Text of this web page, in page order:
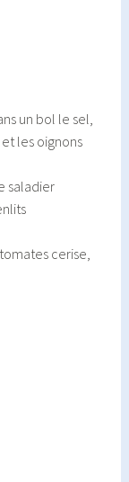
un bol le sel,
les oignons
saladier
cerise,